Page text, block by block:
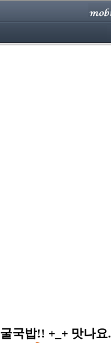
굴국밥!! +_+ 맛나요.